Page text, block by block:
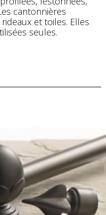
cantonnières
et toiles. Elles
seules.